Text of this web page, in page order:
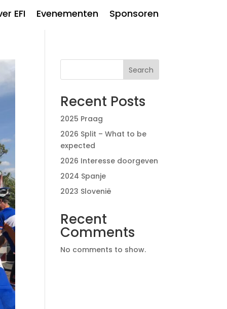
EFI Evenementen Sponsoren
Search
Recent Posts
2025 Praag
2026 Split – What to be
expected
2026 Interesse doorgeven
2024 Spanje
2023 Slovenië
Recent
Comments
No comments to show.